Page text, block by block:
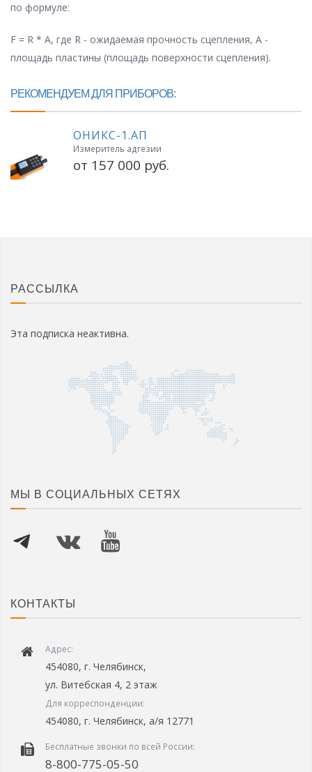
по формуле:
F = R * A, где R - ожидаемая прочность сцепления, A -
площадь пластины (площадь поверхности сцепления).
РЕКОМЕНДУЕМ ДЛЯ ПРИБОРОВ:
ОНИКС-1.АП
Измеритель адгезии
от 157 000 руб.
РАССЫЛКА
Эта подписка неактивна.
МЫ В СОЦИАЛЬНЫХ СЕТЯХ
КОНТАКТЫ
Адрес:
454080, г. Челябинск,
ул. Витебская 4, 2 этаж
Для корреспонденции:
454080, г. Челябинск, а/я 12771
Бесплатные звонки по всей России:
8-800-775-05-50